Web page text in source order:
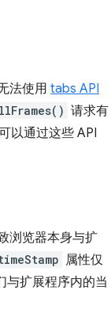
法使用 tabs API
请求有
以通过这些 API
浏览器本身与扩
属性仅
与扩展程序内的当